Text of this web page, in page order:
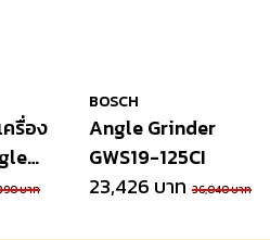
รื่อง
บาท
BOSCH
Angle Grinder
GWS19-125CI
23,426 บาท 36,040 บาท